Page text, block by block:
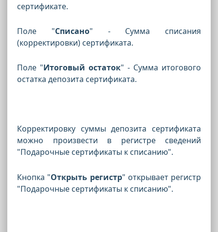
сертификате.
Поле "Списано" - Сумма списания
(корректировки) сертификата.
Поле "Итоговый остаток" - Сумма итогового
остатка депозита сертификата.
Корректировку суммы депозита сертификата
можно произвести в регистре сведений
"Подарочные сертификаты к списанию".
Кнопка "Открыть регистр" открывает регистр
"Подарочные сертификаты к списанию".